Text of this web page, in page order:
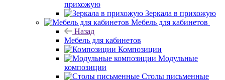
прихожую
Зеркала в прихожую
Мебель для кабинетов
Назад
Мебель для кабинетов
Композиции
Модульные
композиции
Столы письменные